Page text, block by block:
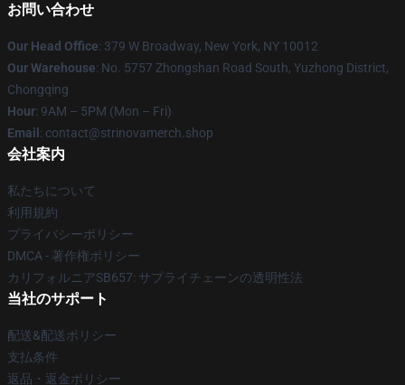
お問い合わせ
Our Head Office: 379 W Broadway, New York, NY 10012
Our Warehouse: No. 5757 Zhongshan Road South, Yuzhong District,
Chongqing
Hour: 9AM – 5PM (Mon – Fri)
Email : contact@strinovamerch.shop
会社案内
私たちについて
利用規約
プライバシーポリシー
DMCA - 著作権ポリシー
カリフォルニアSB657: サプライチェーンの透明性法
当社のサポート
配送&配送ポリシー
支払条件
返品・返金ポリシー